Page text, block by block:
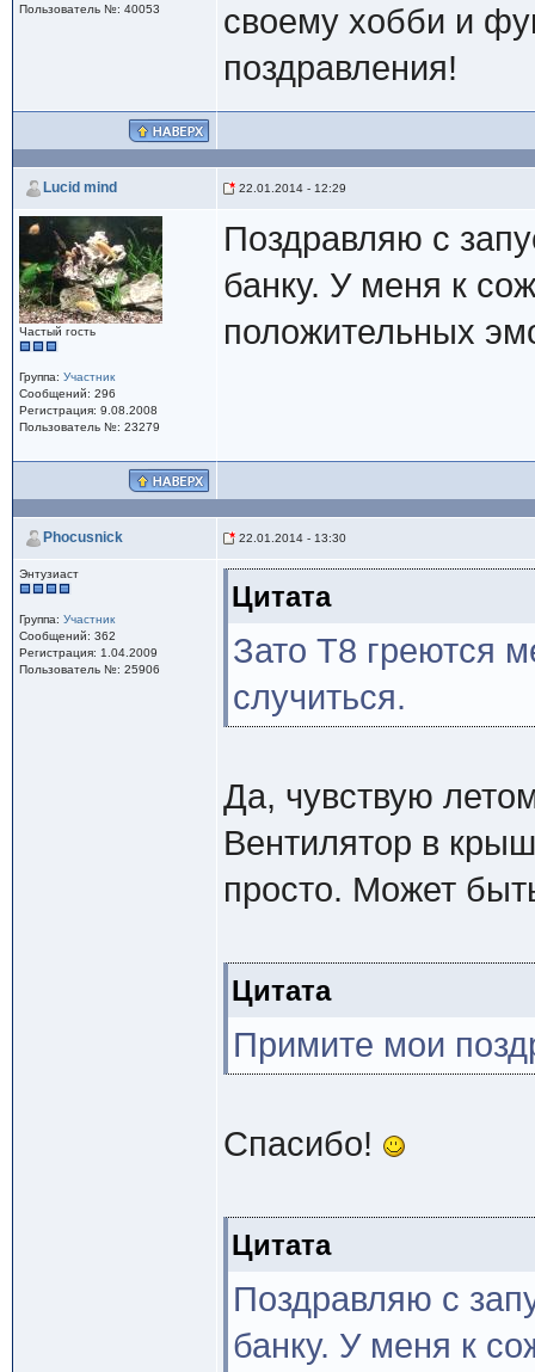
Пользователь №: 40053
своему хобби и
поздравления!
Lucid mind 22.01.2014 - 12:29
Частый гость
Группа: Участник
Сообщений: 296
Регистрация: 9.08.2008
Пользователь №: 23279
Поздравляю с
банку. У меня к
положительных
Phocusnick 22.01.2014 - 13:30
Энтузиаст
Группа: Участник
Сообщений: 362
Регистрация: 1.04.2009
Пользователь №: 25906
Цитата
Зато Т8 греются
случиться.
Да, чувствую
Вентилятор в
просто. Может
Цитата
Примите мои
Спасибо!
Цитата
Поздравляю с
банку. У меня к